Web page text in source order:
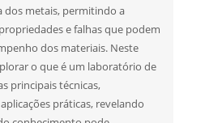
metais, permitindo a
e falhas que podem
dos materiais. Neste
o que é um laboratório de
principais técnicas,
práticas, revelando